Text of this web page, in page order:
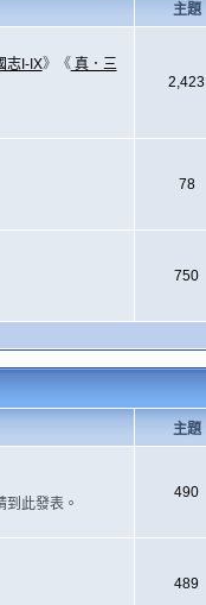
主題
志I-IX》《真．三
2,423
78
750
主題
此發表。
490
489